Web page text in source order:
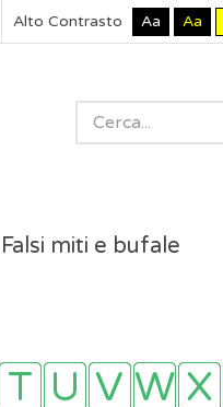
Alto Contrasto Aa Aa
Falsi miti e bufale